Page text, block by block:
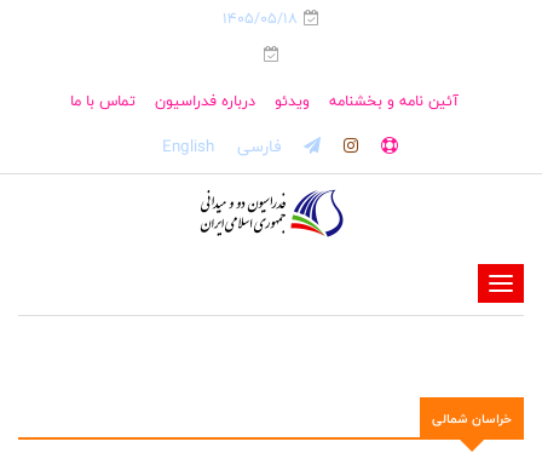
1405/05/18
آئین نامه و بخشنامه ویدئو درباره فدراسیون تماس با ما
فارسی English
-
-
-
-
خراسان شمالی